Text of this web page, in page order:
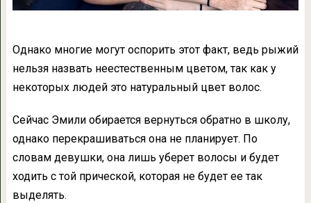
Однако многие могут оспорить этот факт, ведь рыжий
нельзя назвать неестественным цветом, так как у
некоторых людей это натуральный цвет волос.
Сейчас Эмили обирается вернуться обратно в школу,
однако перекрашиваться она не планирует. По
словам девушки, она лишь уберет волосы и будет
ходить с той прической, которая не будет ее так
выделять.